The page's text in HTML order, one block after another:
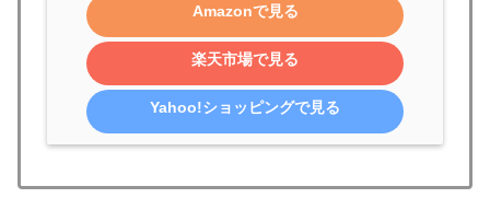
Amazonで見る
楽天市場で見る
Yahoo!ショッピングで見る